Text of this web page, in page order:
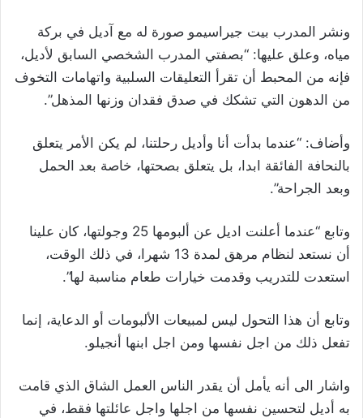
ونشر المدرب بيت جيراسيمو صورة له مع آديل في بركة
مياه، وعلق عليها: “بصفتي المدرب الشخصي السابق لأديل،
فإنه من المحبط أن تقرأ التعليقات السلبية واتهامات التخوف
من الدهون التي تشكك في صدق فقدان وزنها المذهل”.
وأضاف: “عندما بدأت أنا وأديل رحلتنا، لم يكن الأمر يتعلق
بالنحافة الفائقة ابدا، بل يتعلق بصحتها، خاصة بعد الحمل
وبعد الجراحة”.
وتابع “عندما أعلنت اديل عن ألبومها 25 وجولتها، كان علينا
أن نستعد لنظام مرهق لمدة 13 شهرا، في ذلك الوقت،
استعدت للتدريب وقدمت خيارات طعام مناسبة لها”.
وتابع أن هذا التحول ليس لمبيعات الألبومات أو الدعاية، إنما
تفعل ذلك من اجل نفسها ومن اجل ابنها أنجيلو.
واشار الى أنه يأمل أن يقدر الناس العمل الشاق الذي قامت
به أديل لتحسين نفسها من اجلها واجل عائلتها فقط، في